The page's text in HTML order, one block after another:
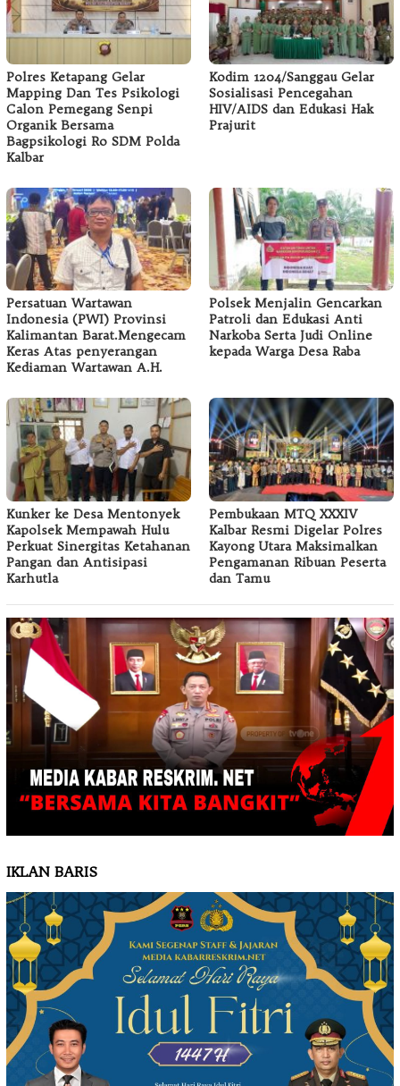
Polres Ketapang Gelar
Mapping Dan Tes Psikologi
Calon Pemegang Senpi
Organik Bersama
Bagpsikologi Ro SDM Polda
Kalbar
Kodim 1204/Sanggau Gelar
Sosialisasi Pencegahan
HIV/AIDS dan Edukasi Hak
Prajurit
Persatuan Wartawan
Indonesia (PWI) Provinsi
Kalimantan Barat.Mengecam
Keras Atas penyerangan
Kediaman Wartawan A.H.
Polsek Menjalin Gencarkan
Patroli dan Edukasi Anti
Narkoba Serta Judi Online
kepada Warga Desa Raba
Kunker ke Desa Mentonyek
Kapolsek Mempawah Hulu
Perkuat Sinergitas Ketahanan
Pangan dan Antisipasi
Karhutla
Pembukaan MTQ XXXIV
Kalbar Resmi Digelar Polres
Kayong Utara Maksimalkan
Pengamanan Ribuan Peserta
dan Tamu
IKLAN BARIS